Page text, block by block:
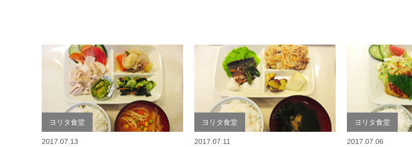
ヨリタ食堂
2017.07.13
ヨリタ食堂
2017.07.11
ヨリタ食堂
2017.07.06